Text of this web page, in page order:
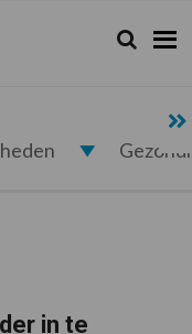
Zoeken...
Zoek
in te